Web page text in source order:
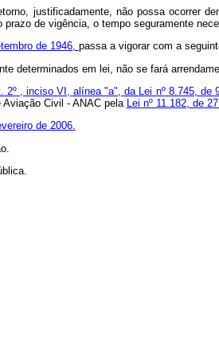
justificadamente, não possa ocorrer
de vigência, o tempo seguramente
de 1946, passa a vigorar com a
determinados em lei, não se fará
2º , inciso VI, alínea "a", da Lei nº 8.745, de
Civil - ANAC pela
Lei nº 11.182, de
de 2006.